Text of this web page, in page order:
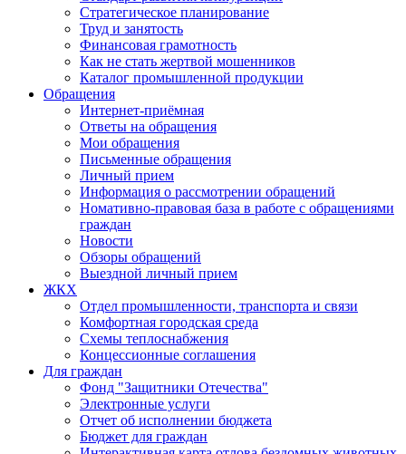
Стратегическое планирование
Труд и занятость
Финансовая грамотность
Как не стать жертвой мошенников
Каталог промышленной продукции
Обращения
Интернет-приёмная
Ответы на обращения
Мои обращения
Письменные обращения
Личный прием
Информация о рассмотрении обращений
Номативно-правовая база в работе с обращениями
граждан
Новости
Обзоры обращений
Выездной личный прием
ЖКХ
Отдел промышленности, транспорта и связи
Комфортная городская среда
Схемы теплоснабжения
Концессионные соглашения
Для граждан
Фонд "Защитники Отечества"
Электронные услуги
Отчет об исполнении бюджета
Бюджет для граждан